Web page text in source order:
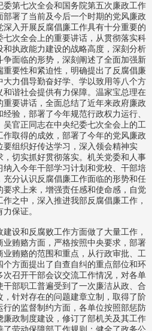
第七次全会和国务院第五次廉政工作
署了当前及今后一个时期的党风廉政
入开展反腐倡廉工作具有十分重要的
次全会上的重要讲话，从贯彻落实科
执政能力建设的战略高度，深刻分析
面临的形势，深刻阐述了全面加强新
要性和紧迫性，明确提出了反腐倡廉
力倡导勤奋好学、学以致用等八个方
谐社会提供有力保障。温家宝总理在
重要讲话，全面总结了近年来政府廉政
验，部署了今年规范行政权力运行、
官正同志在中央纪委七次全会上的工
取得的成效，部署了今年的党风廉政
组织好传达学习，深入领会精神实
，切实抓好贯彻落实。机关党委和人事
入今年干部学习计划和党校、干部培
分认识反腐倡廉工作面临的形势和任
求上来，增强责任感和使命感，自觉
之中，深入推进我部反腐倡廉工作，
保证。
设和反腐败工作方面做了大量工作，
贿赂方面，严格按照中央要求，部署
贿赂的范围和重点，从行政审批、工
方面提出了自查自纠的重点部位和环
召开干部会议交流工作情况，对各单
部职工普遍受到了一次廉洁从政、合
针对存在的问题建章立制，取得了阶
的监督制约方面，各单位按照部惩防
政制度建设，修订了部机关及其工作